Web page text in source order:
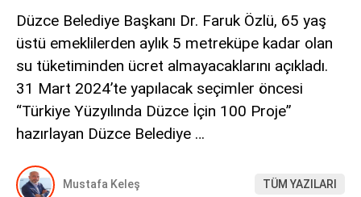
KÜLÜR – SANAT
MAGAZIN
SAĞLIK
POLITIKA
ASAYIŞ
Düzce Belediye Başkanı Dr. Faruk Özlü, 65 yaş
üstü emeklilerden aylık 5 metreküpe kadar olan
su tüketiminden ücret almayacaklarını açıkladı.
31 Mart 2024’te yapılacak seçimler öncesi
“Türkiye Yüzyılında Düzce İçin 100 Proje”
hazırlayan Düzce Belediye …
Mustafa Keleş TÜM YAZILARI